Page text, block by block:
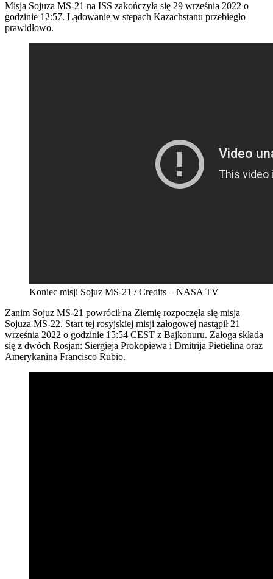
Misja Sojuza MS-21 na ISS zakończyła się 29 września 2022 o
godzinie 12:57. Lądowanie w stepach Kazachstanu przebiegło
prawidłowo.
Koniec misji Sojuz MS-21 / Credits – NASA TV
Zanim Sojuz MS-21 powrócił na Ziemię rozpoczęła się misja
Sojuza MS-22. Start tej rosyjskiej misji załogowej nastąpił 21
września 2022 o godzinie 15:54 CEST z Bajkonuru. Załoga składa
się z dwóch Rosjan: Siergieja Prokopiewa i Dmitrija Pietielina oraz
Amerykanina Francisco Rubio.